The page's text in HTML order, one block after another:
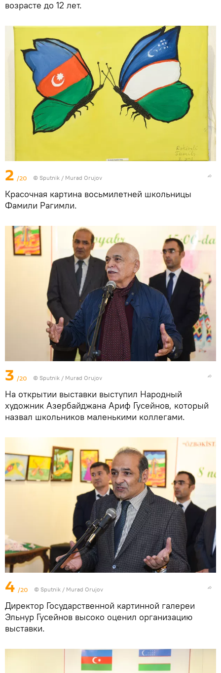
возрасте до 12 лет.
2 /20 © Sputnik / Murad Orujov
Красочная картина восьмилетней школьницы
Фамили Рагимли.
3 /20 © Sputnik / Murad Orujov
На открытии выставки выступил Народный
художник Азербайджана Ариф Гусейнов, который
назвал школьников маленькими коллегами.
4 /20 © Sputnik / Murad Orujov
Директор Государственной картинной галереи
Эльнур Гусейнов высоко оценил организацию
выставки.